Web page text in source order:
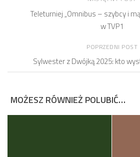
Teleturniej „Omnibus – szybcy i
w TVP1
POPRZEDNI POST
Sylwester z Dwójką 2025: kto
MOŻESZ RÓWNIEŻ POLUBIĆ…